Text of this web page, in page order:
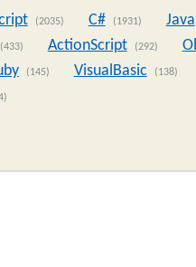
(2035) C# (1931) Java
(433) ActionScript (292)
(145) VisualBasic (138)